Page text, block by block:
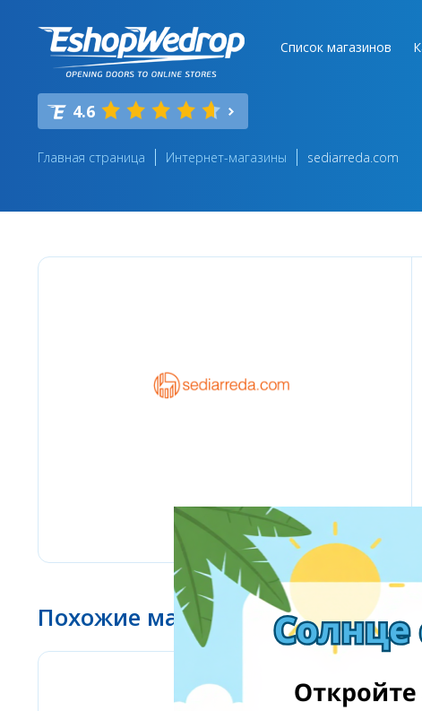
Список магазинов
4.6
Главная страница Интернет-магазины sediarreda.com
Похожие магазины